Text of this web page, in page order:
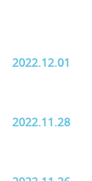
2022.12.01
2022.11.28